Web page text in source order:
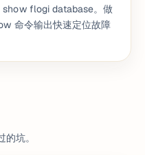
show flogi database。做
命令输出快速定位故障
坑。